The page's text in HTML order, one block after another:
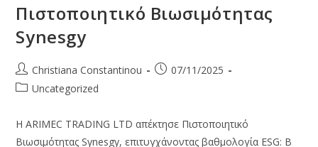
Πιστοποιητικό Βιωσιμότητας
Synesgy
Christiana Constantinou
07/11/2025
Uncategorized
Η ARIMEC TRADING LTD απέκτησε Πιστοποιητικό
Βιωσιμότητας Synesgy, επιτυγχάνοντας βαθμολογία ESG: B